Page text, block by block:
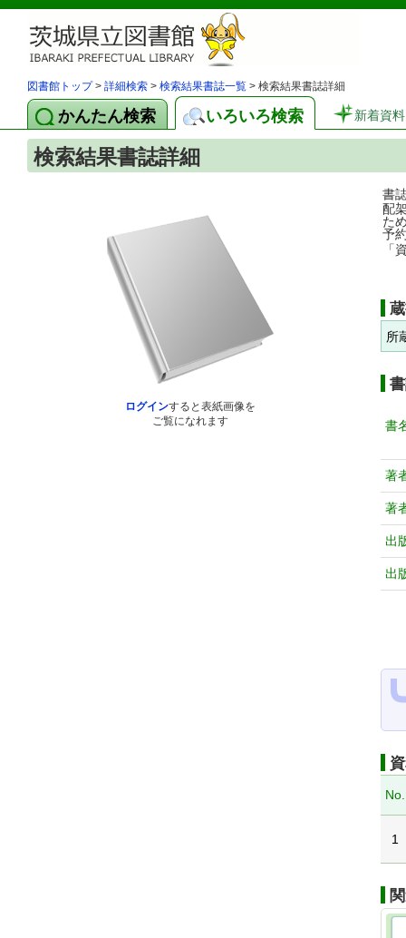
図書館トップ> 詳細検索 > 検索結果書誌一覧 > 検索結果書誌詳細
かんたん検索 いろいろ検索 新着資料
検索結果書誌詳細
ログインすると表紙画像を
ご覧になれます
書
配
た
予
「
所
書
著
著
出
出
No.
1